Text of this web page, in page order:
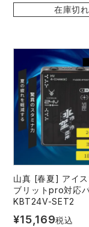
在庫切れ
山真 [春夏] アイス
ブリットpro対応
KBT24V-SET2
¥15,169税込